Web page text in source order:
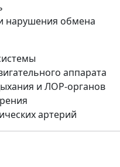
нарушения обмена
аппарата
и ЛОР-органов
артерий